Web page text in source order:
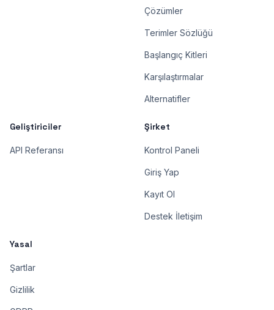
Çözümler
Terimler Sözlüğü
Başlangıç Kitleri
Karşılaştırmalar
Alternatifler
Geliştiriciler
API Referansı
Şirket
Kontrol Paneli
Giriş Yap
Kayıt Ol
Destek İletişim
Yasal
Şartlar
Gizlilik